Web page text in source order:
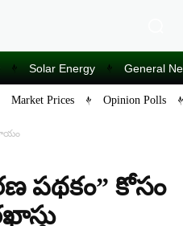
Solar Energy General
Market Prices Opinion Polls
పథకం” కోసం